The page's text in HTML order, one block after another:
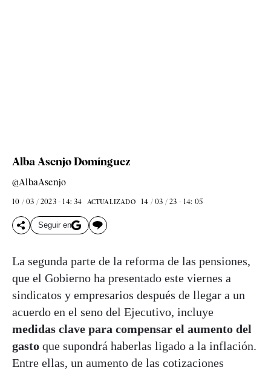
Alba Asenjo Domínguez
@AlbaAsenjo
10 / 03 / 2023 - 14: 34 ACTUALIZADO 14 / 03 / 23 - 14: 05
Seguir en
La segunda parte de la reforma de las pensiones,
que el Gobierno ha presentado este viernes a
sindicatos y empresarios después de llegar a un
acuerdo en el seno del Ejecutivo, incluye
medidas clave para compensar el aumento del
gasto que supondrá haberlas ligado a la inflación.
Entre ellas, un aumento de las cotizaciones